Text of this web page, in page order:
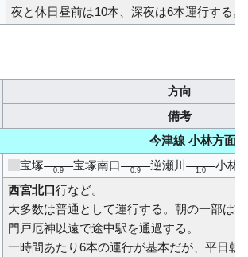
夜と休日昼前は10本、深夜は6本運行する。
方向
備考
今津線 小林方面
宝塚 0.9宝塚南口 0.9逆瀬川 1.0小林
西宮北口行など。
大多数は普通として運行する。朝の一部は
門戸厄神以遠で途中駅を通過する。
一時間あたり6本の運行が基本だが、平日朝